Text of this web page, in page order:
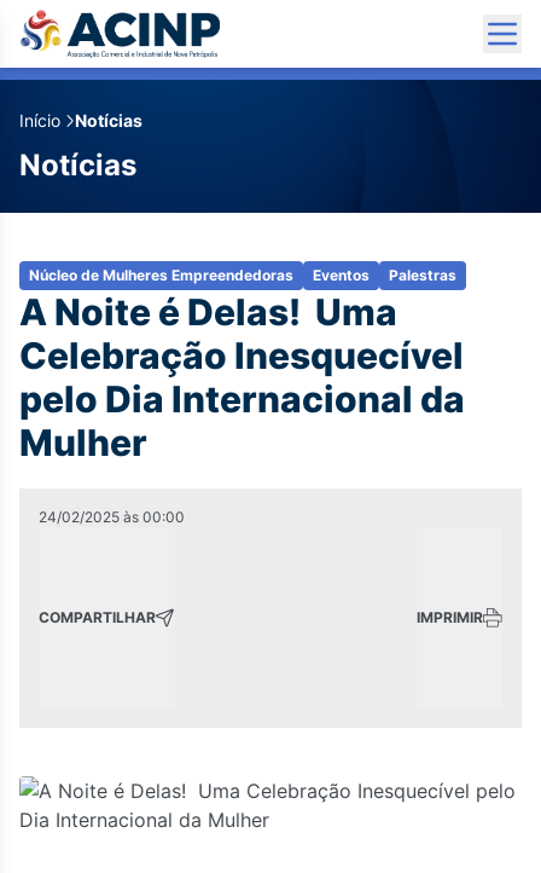
Início Notícias
Notícias
Núcleo de Mulheres Empreendedoras Eventos Palestras
A Noite é Delas!  Uma
Celebração Inesquecível
pelo Dia Internacional da
Mulher
24/02/2025 às 00:00
COMPARTILHAR IMPRIMIR